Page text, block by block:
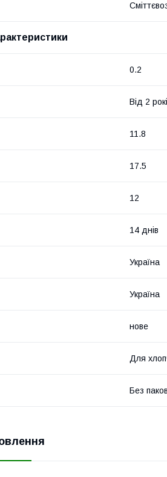
0.2
Від 2
11.8
17.5
12
14 днів
Україна
Україна
нове
Для
Без